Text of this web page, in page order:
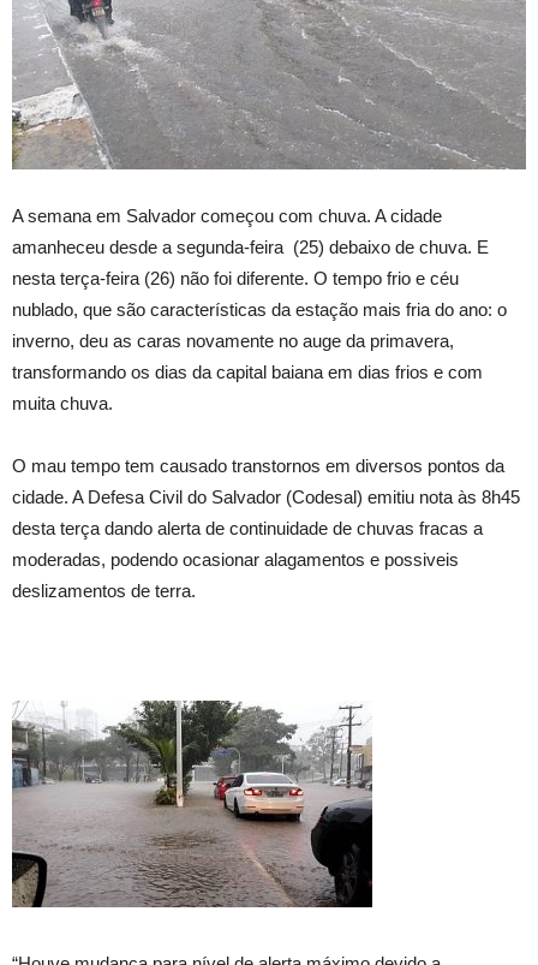
A semana em Salvador começou com chuva. A cidade
amanheceu desde a segunda-feira (25) debaixo de chuva. E
nesta terça-feira (26) não foi diferente. O tempo frio e céu
nublado, que são características da estação mais fria do ano: o
inverno, deu as caras novamente no auge da primavera,
transformando os dias da capital baiana em dias frios e com
muita chuva.
O mau tempo tem causado transtornos em diversos pontos da
cidade. A Defesa Civil do Salvador (Codesal) emitiu nota às 8h45
desta terça dando alerta de continuidade de chuvas fracas a
moderadas, podendo ocasionar alagamentos e possiveis
deslizamentos de terra.